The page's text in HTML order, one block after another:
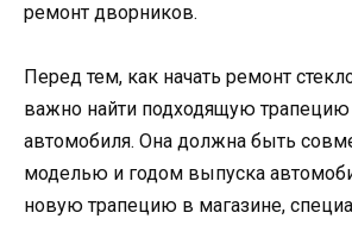
ремонт дворников.
Перед тем, как начать ремонт
важно найти подходящую
автомобиля. Она должна быть
моделью и годом выпуска
новую трапецию в магазине,